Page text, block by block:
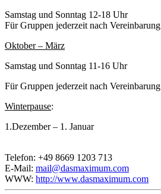
Samstag und Sonntag 12-18 Uhr
Für Gruppen jederzeit nach Vereinbarung
Oktober – März
Samstag und Sonntag 11-16 Uhr
Für Gruppen jederzeit nach Vereinbarung
Winterpause:
1.Dezember – 1. Januar
Telefon: +49 8669 1203 713
E-Mail: mail@dasmaximum.com
WWW: http://www.dasmaximum.com